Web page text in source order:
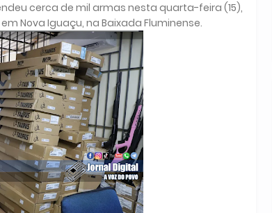
cerca de mil armas nesta quarta-feira (15),
Nova Iguaçu, na Baixada Fluminense.